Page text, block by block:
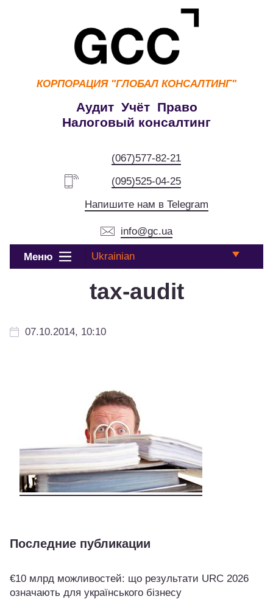
КОРПОРАЦИЯ "ГЛОБАЛ КОНСАЛТИНГ"
Аудит Учёт Право
Налоговый консалтинг
(067)577-82-21
(095)525-04-25
Напишите нам в Telegram
info@gc.ua
Меню Ukrainian
tax-audit
07.10.2014, 10:10
Последние публикации
€10 млрд можливостей: що результати URC 2026
означають для українського бізнесу